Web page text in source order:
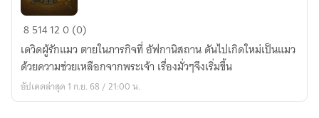
[fic
All]
เกิด
ใหม่
ตะลุย
8514120 (0)
เดวิดผู้รักแมว ตายในภารกิจที่ อัฟกานิสถาน ดันไปเกิดใหม่เป็นแมว
ด้วยความช่วยเหลือกจากพระเจ้า เรื่องมั่วๆจึงเริ่มขึ้น
อัปเดตล่าสุด 1 ก.ย. 68 / 21:00 น.